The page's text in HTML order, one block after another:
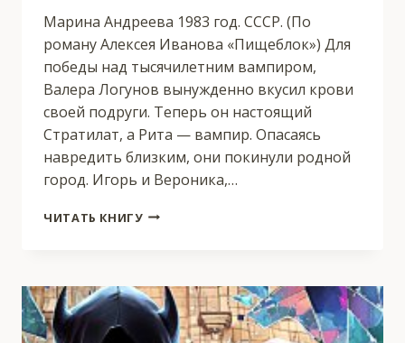
Марина Андреева 1983 год. СССР. (По
роману Алексея Иванова «Пищеблок») Для
победы над тысячилетним вампиром,
Валера Логунов вынужденно вкусил крови
своей подруги. Теперь он настоящий
Стратилат, а Рита — вампир. Опасаясь
навредить близким, они покинули родной
город. Игорь и Вероника,…
ЧИТАТЬ КНИГУЖИТЬ…